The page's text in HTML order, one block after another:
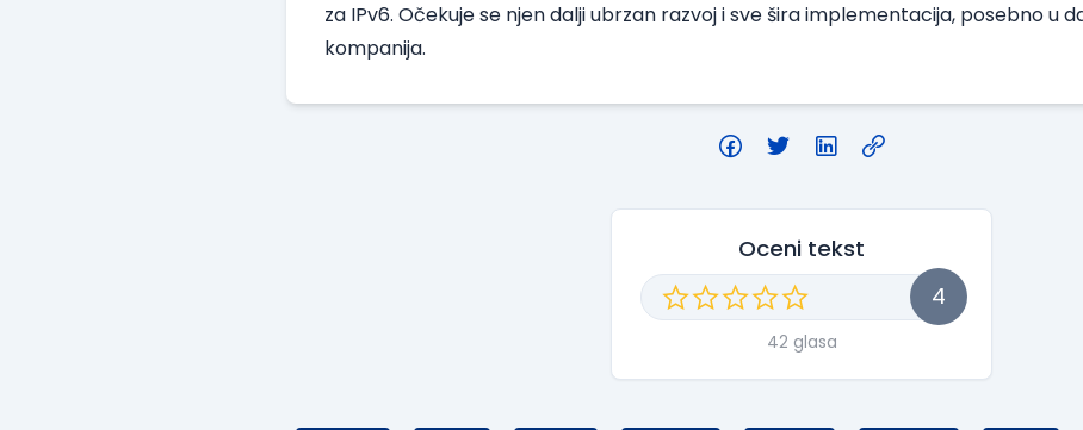
za IPv6. Očekuje se njen dalji ubrzan razvoj i sve šira implementacija, posebno u
kompanija.
Oceni tekst
4
42 glasa